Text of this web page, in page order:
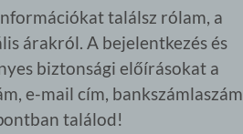
találsz rólam, a
árakról. A bejelentkezés és
biztonsági előírásokat a
e-mail cím, bankszámlaszám
találod!